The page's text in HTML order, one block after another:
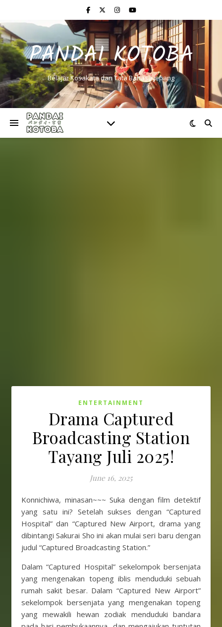
PANDAI KOTOBA
Belajar Kosakata dan Tata Bahasa Jepang
ENTERTAINMENT
Drama Captured
Broadcasting Station
Tayang Juli 2025!
June 16, 2025
Konnichiwa, minasan~~~ Suka dengan film detektif
yang satu ini? Setelah sukses dengan “Captured
Hospital” dan “Captured New Airport, drama yang
dibintangi Sakurai Sho ini akan mulai seri baru dengan
judul “Captured Broadcasting Station.”
Dalam “Captured Hospital” sekelompok bersenjata
yang mengenakan topeng iblis menduduki sebuah
rumah sakit besar. Dalam “Captured New Airport”
sekelompok bersenjata yang mengenakan topeng
yang mewakili hewan zodiak menduduki bandara